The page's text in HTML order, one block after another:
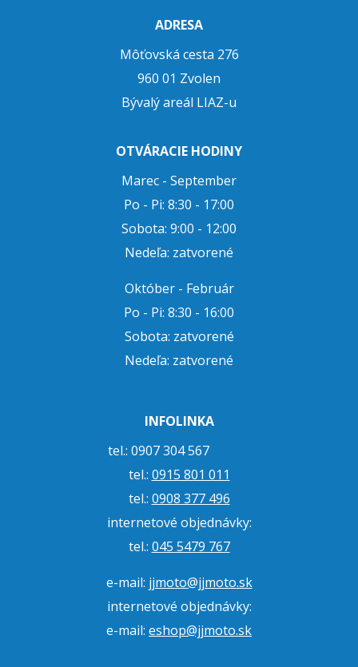
ADRESA
Môťovská cesta 276
960 01 Zvolen
Bývalý areál LIAZ-u
OTVÁRACIE HODINY
Marec - September
Po - Pi: 8:30 - 17:00
Sobota: 9:00 - 12:00
Nedeľa: zatvorené
Október - Február
Po - Pi: 8:30 - 16:00
Sobota: zatvorené
Nedeľa: zatvorené
INFOLINKA
tel.: 0907 304 567
tel.: 0915 801 011
tel.: 0908 377 496
internetové objednávky:
tel.: 045 5479 767
e-mail: jjmoto@jjmoto.sk
internetové objednávky:
e-mail: eshop@jjmoto.sk